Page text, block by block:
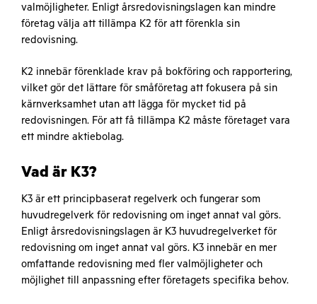
valmöjligheter. Enligt årsredovisningslagen kan mindre
företag välja att tillämpa K2 för att förenkla sin
redovisning.
K2 innebär förenklade krav på bokföring och rapportering,
vilket gör det lättare för småföretag att fokusera på sin
kärnverksamhet utan att lägga för mycket tid på
redovisningen. För att få tillämpa K2 måste företaget vara
ett mindre aktiebolag.
Vad är K3?
K3 är ett principbaserat regelverk och fungerar som
huvudregelverk för redovisning om inget annat val görs.
Enligt årsredovisningslagen är K3 huvudregelverket för
redovisning om inget annat val görs. K3 innebär en mer
omfattande redovisning med fler valmöjligheter och
möjlighet till anpassning efter företagets specifika behov.